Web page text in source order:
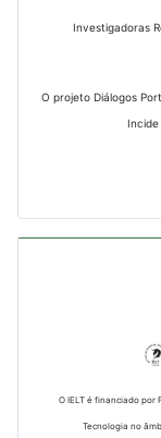
Investigadoras
O projeto Diálogos
O IELT é financiado por
Tecnologia no